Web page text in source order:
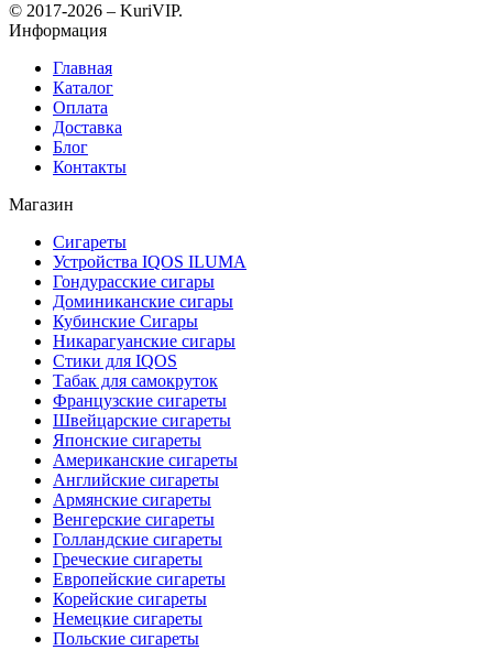
© 2017-2026 – KuriVIP.
Информация
Главная
Каталог
Оплата
Доставка
Блог
Контакты
Магазин
Сигареты
Устройства IQOS ILUMA
Гондурасские сигары
Доминиканские сигары
Кубинские Сигары
Никарагуанские сигары
Стики для IQOS
Табак для самокруток
Французские сигареты
Швейцарские сигареты
Японские сигареты
Американские сигареты
Английские сигареты
Армянские сигареты
Венгерские сигареты
Голландские сигареты
Греческие сигареты
Европейские сигареты
Корейские сигареты
Немецкие сигареты
Польские сигареты